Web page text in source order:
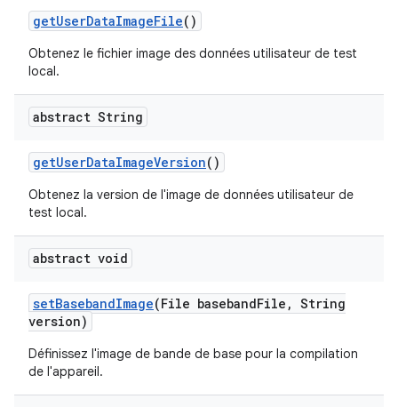
getUserDataImageFile()
Obtenez le fichier image des données utilisateur de test
local.
abstract String
getUserDataImageVersion()
Obtenez la version de l'image de données utilisateur de
test local.
abstract void
setBasebandImage(File basebandFile , String
version)
Définissez l'image de bande de base pour la compilation
de l'appareil.